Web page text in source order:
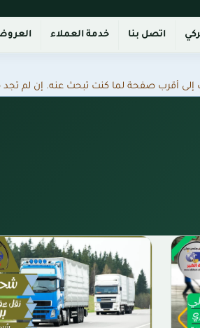
اتصل بنا خدمة العملاء
أقرب صفحة لما كنت تبحث عنه. إن لم تجد